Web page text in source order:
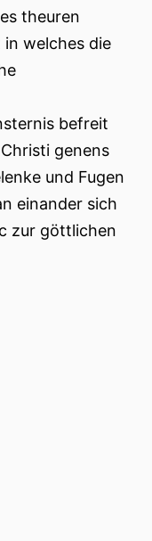
theuren
in welches die
befreit
genens
und Fugen
einander sich
zur göttlichen